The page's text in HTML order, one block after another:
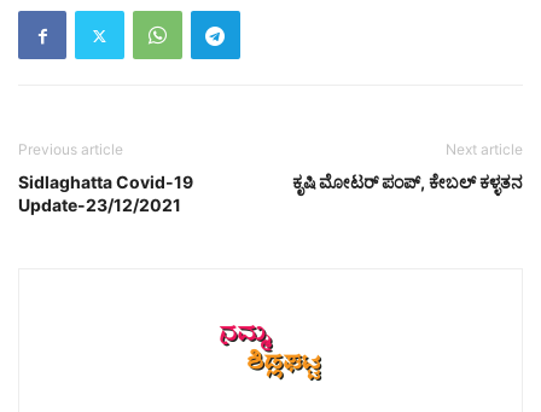
Previous article
Sidlaghatta Covid-19
Update-23/12/2021
Next article
ಕೃಷಿ ಮೋಟರ್ ಪಂಪ್, ಕೇಬಲ್ ಕಳ್ಳತನ